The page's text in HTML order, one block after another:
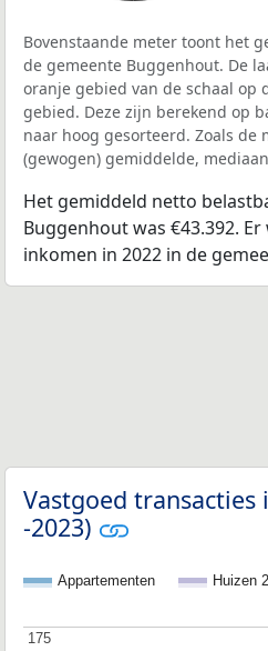
Bovenstaande meter toont het
de gemeente Buggenhout. De
oranje gebied van de schaal op
gebied. Deze zijn berekend op
naar hoog gesorteerd. Zoals de
(gewogen) gemiddelde,
Het gemiddeld netto
Buggenhout was €43.392.
inkomen in 2022 in de
Vastgoed transacties
-2023)
Appartementen Huizen
175
175